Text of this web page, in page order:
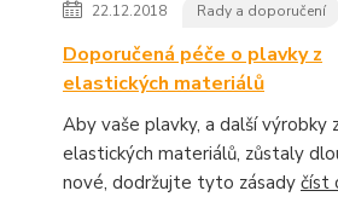
22.12.2018 Rady a doporučení
Doporučená péče o plavky z
elastických materiálů
Aby vaše plavky, a další výrobky
elastických materiálů, zůstaly
nové, dodržujte tyto zásady číst